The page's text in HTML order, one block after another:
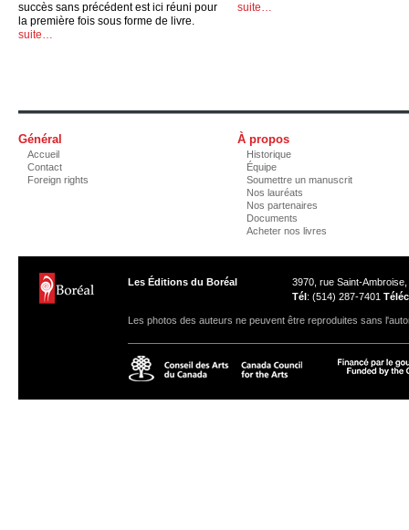
succès sans précédent est ici réuni pour
la première fois sous forme de livre.
suite…
suite…
Général
Accueil
Contact
Foreign rights
À propos
Historique
Équipe
Soumettre un manuscrit
Nos lauréats
Nos partenaires
Documents
Acheter nos livres
Les Éditions du Boréal
3970, rue Saint-
Tél: (514) 287-7401 Téléc
Les photos des auteurs ne peuvent être reproduites sans